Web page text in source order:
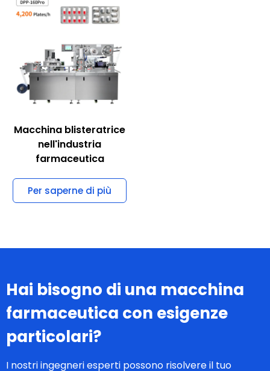
Macchina blisteratrice
nell'industria
farmaceutica
Per saperne di più
Hai bisogno di una macchina
farmaceutica con esigenze
particolari?
I nostri ingegneri esperti possono risolvere il tuo